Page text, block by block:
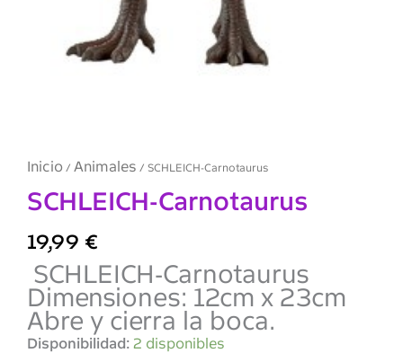
Inicio / Animales / SCHLEICH-Carnotaurus
SCHLEICH-Carnotaurus
19,99 €
SCHLEICH-Carnotaurus
Dimensiones: 12cm x 23cm
Abre y cierra la boca.
Disponibilidad: 2 disponibles
SCHLEICH-